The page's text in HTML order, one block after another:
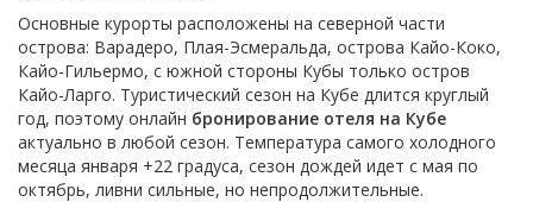
Основные курорты расположены на северной части
острова: Варадеро, Плая-Эсмеральда, острова Кайо-Коко,
Кайо-Гильермо, с южной стороны Кубы только остров
Кайо-Ларго. Туристический сезон на Кубе длится круглый
год, поэтому онлайн бронирование отеля на Кубе
актуально в любой сезон. Температура самого холодного
месяца января +22 градуса, сезон дождей идет с мая по
октябрь, ливни сильные, но непродолжительные.